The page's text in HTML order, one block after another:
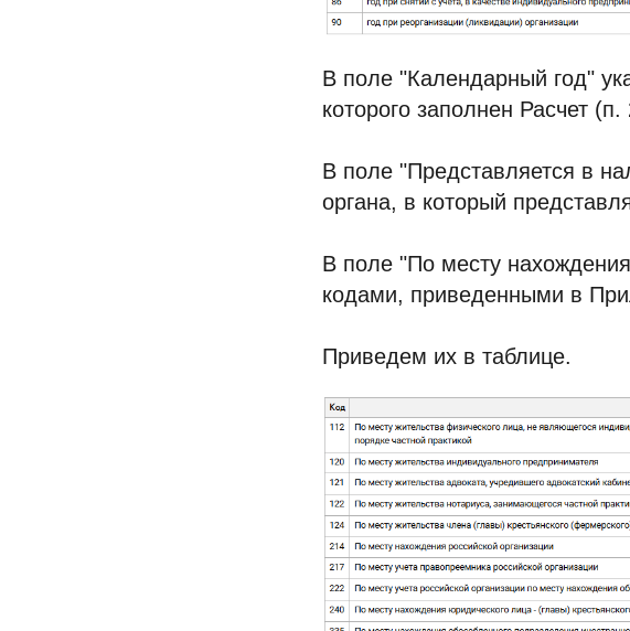
В поле "Календарный год"
которого заполнен Расчет
В поле "Представляется в
органа, в который
В поле "По месту нахождения
кодами, приведенными в
Приведем их в таблице.